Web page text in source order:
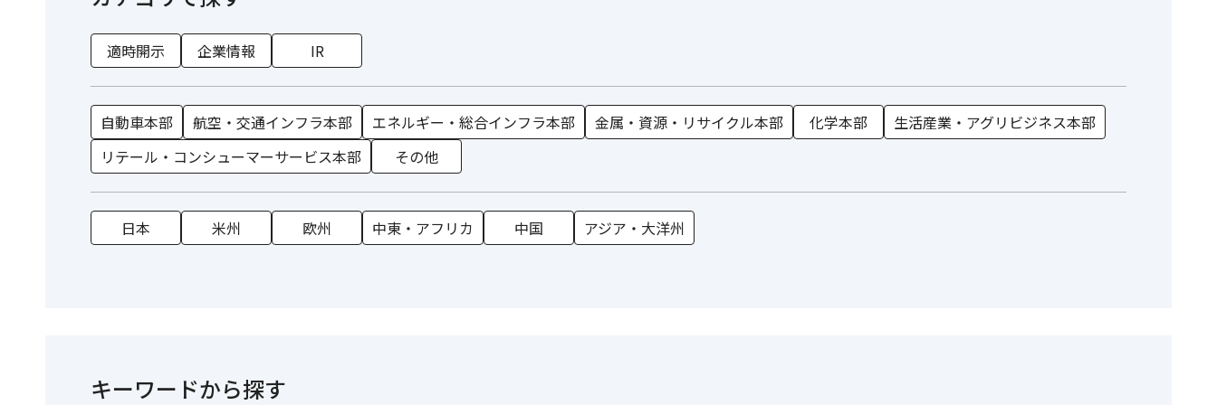
適時開示 企業情報 IR
自動車本部 航空・交通インフラ本部 エネルギー・総合インフラ本部 金属・資源・リサイクル本部 化学本部
生活産業・アグリビジネス本部
リテール・コンシューマーサービス本部
その他
日本 米州 欧州 中東・アフリカ 中国 アジア・大洋州
キーワードから探す